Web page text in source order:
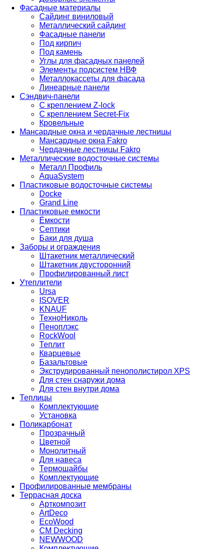
Фасадные материалы
Сайдинг виниловый
Металлический сайдинг
Фасадные панели
Под кирпич
Под камень
Углы для фасадных панелей
Элементы подсистем НВФ
Металлокассеты для фасада
Линеарные панели
Сэндвич-панели
С креплением Z-lock
С креплением Secret-Fix
Кровельные
Мансардные окна и чердачные лестницы
Мансардные окна Fakro
Чердачные лестницы Fakro
Металлические водосточные системы
Металл Профиль
AquaSystem
Пластиковые водосточные системы
Docke
Grand Line
Пластиковые емкости
Ёмкости
Септики
Баки для душа
Заборы и ограждения
Штакетник металлический
Штакетник двусторонний
Профилированный лист
Утеплители
Ursa
ISOVER
KNAUF
ТехноНиколь
Пеноплэкс
RockWool
Теплит
Кварцевые
Базальтовые
Экструдированный пенополистирол XPS
Для стен снаружи дома
Для стен внутри дома
Теплицы
Комплектующие
Установка
Поликарбонат
Прозрачный
Цветной
Монолитный
Для навеса
Термошайбы
Комплектующие
Профилированные мембраны
Террасная доска
Арткомпозит
ArtDeco
EcoWood
CM Decking
NEWWOOD